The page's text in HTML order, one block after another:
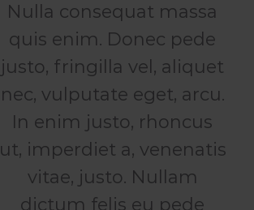
Nulla consequat massa
quis enim. Donec pede
justo, fringilla vel, aliquet
nec, vulputate eget, arcu.
In enim justo, rhoncus
ut, imperdiet a, venenatis
vitae, justo. Nullam
dictum felis eu pede